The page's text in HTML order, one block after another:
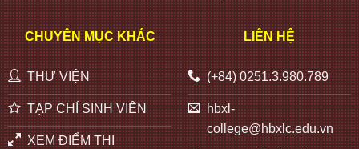
CHUYÊN MỤC KHÁC
THƯ VIỆN
TẠP CHÍ SINH VIÊN
XEM ĐIỂM THI
LIÊN HỆ
(+84) 0251.3.980.789
hbxl-
college@hbxlc.edu.vn